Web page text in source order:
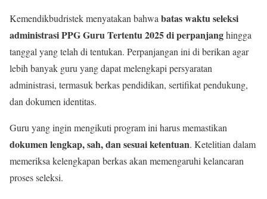
Kemendikbudristek menyatakan bahwabatas waktu seleksi
administrasi PPG Guru Tertentu 2025 di perpanjanghingga
tanggal yang telah di tentukan. Perpanjangan ini di berikan agar
lebih banyak guru yang dapat melengkapi persyaratan
administrasi, termasuk berkas pendidikan, sertifikat pendukung,
dan dokumen identitas.
Guru yang ingin mengikuti program ini harus memastikan
dokumen lengkap, sah, dan sesuai ketentuan. Ketelitian dalam
memeriksa kelengkapan berkas akan memengaruhi kelancaran
proses seleksi.